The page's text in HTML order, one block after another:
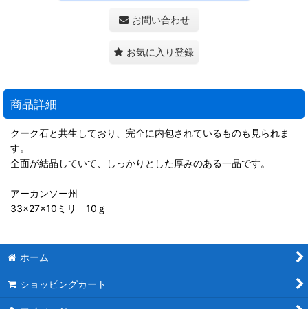
お問い合わせ
お気に入り登録
商品詳細
クーク石と共生しており、完全に内包されているものも見られま
す。
全面が結晶していて、しっかりとした厚みのある一品です。
アーカンソー州
33×27×10ミリ 10ｇ
ホーム
ショッピングカート